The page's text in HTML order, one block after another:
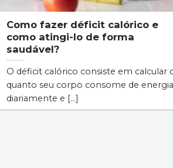
Como fazer déficit calórico e
como atingi-lo de forma
saudável?
O déficit calórico consiste em calcular
quanto seu corpo consome de energia
diariamente e [...]